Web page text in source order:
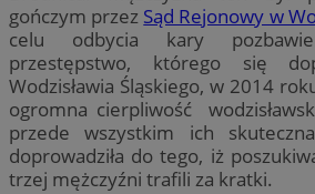
gończym przez Sąd Rejonowy w
celu odbycia kary
przestępstwo, którego się
Wodzisławia Śląskiego, w 2014
ogromna cierpliwość
przede wszystkim ich
doprowadziła do tego, iż
trzej mężczyźni trafili za kratki.